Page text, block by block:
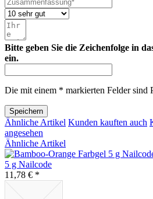
Bitte geben Sie die Zeichenfolge in
ein.
Die mit einem * markierten Felder sind
Speichern
Ähnliche Artikel Kunden kauften auch
angesehen
Ähnliche Artikel
5 g Nailcode
11,78 € *